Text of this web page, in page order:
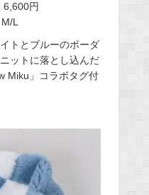
円​
L
トとブルーのボーダ
ットに落とし込んだ
Miku」コラボタグ付